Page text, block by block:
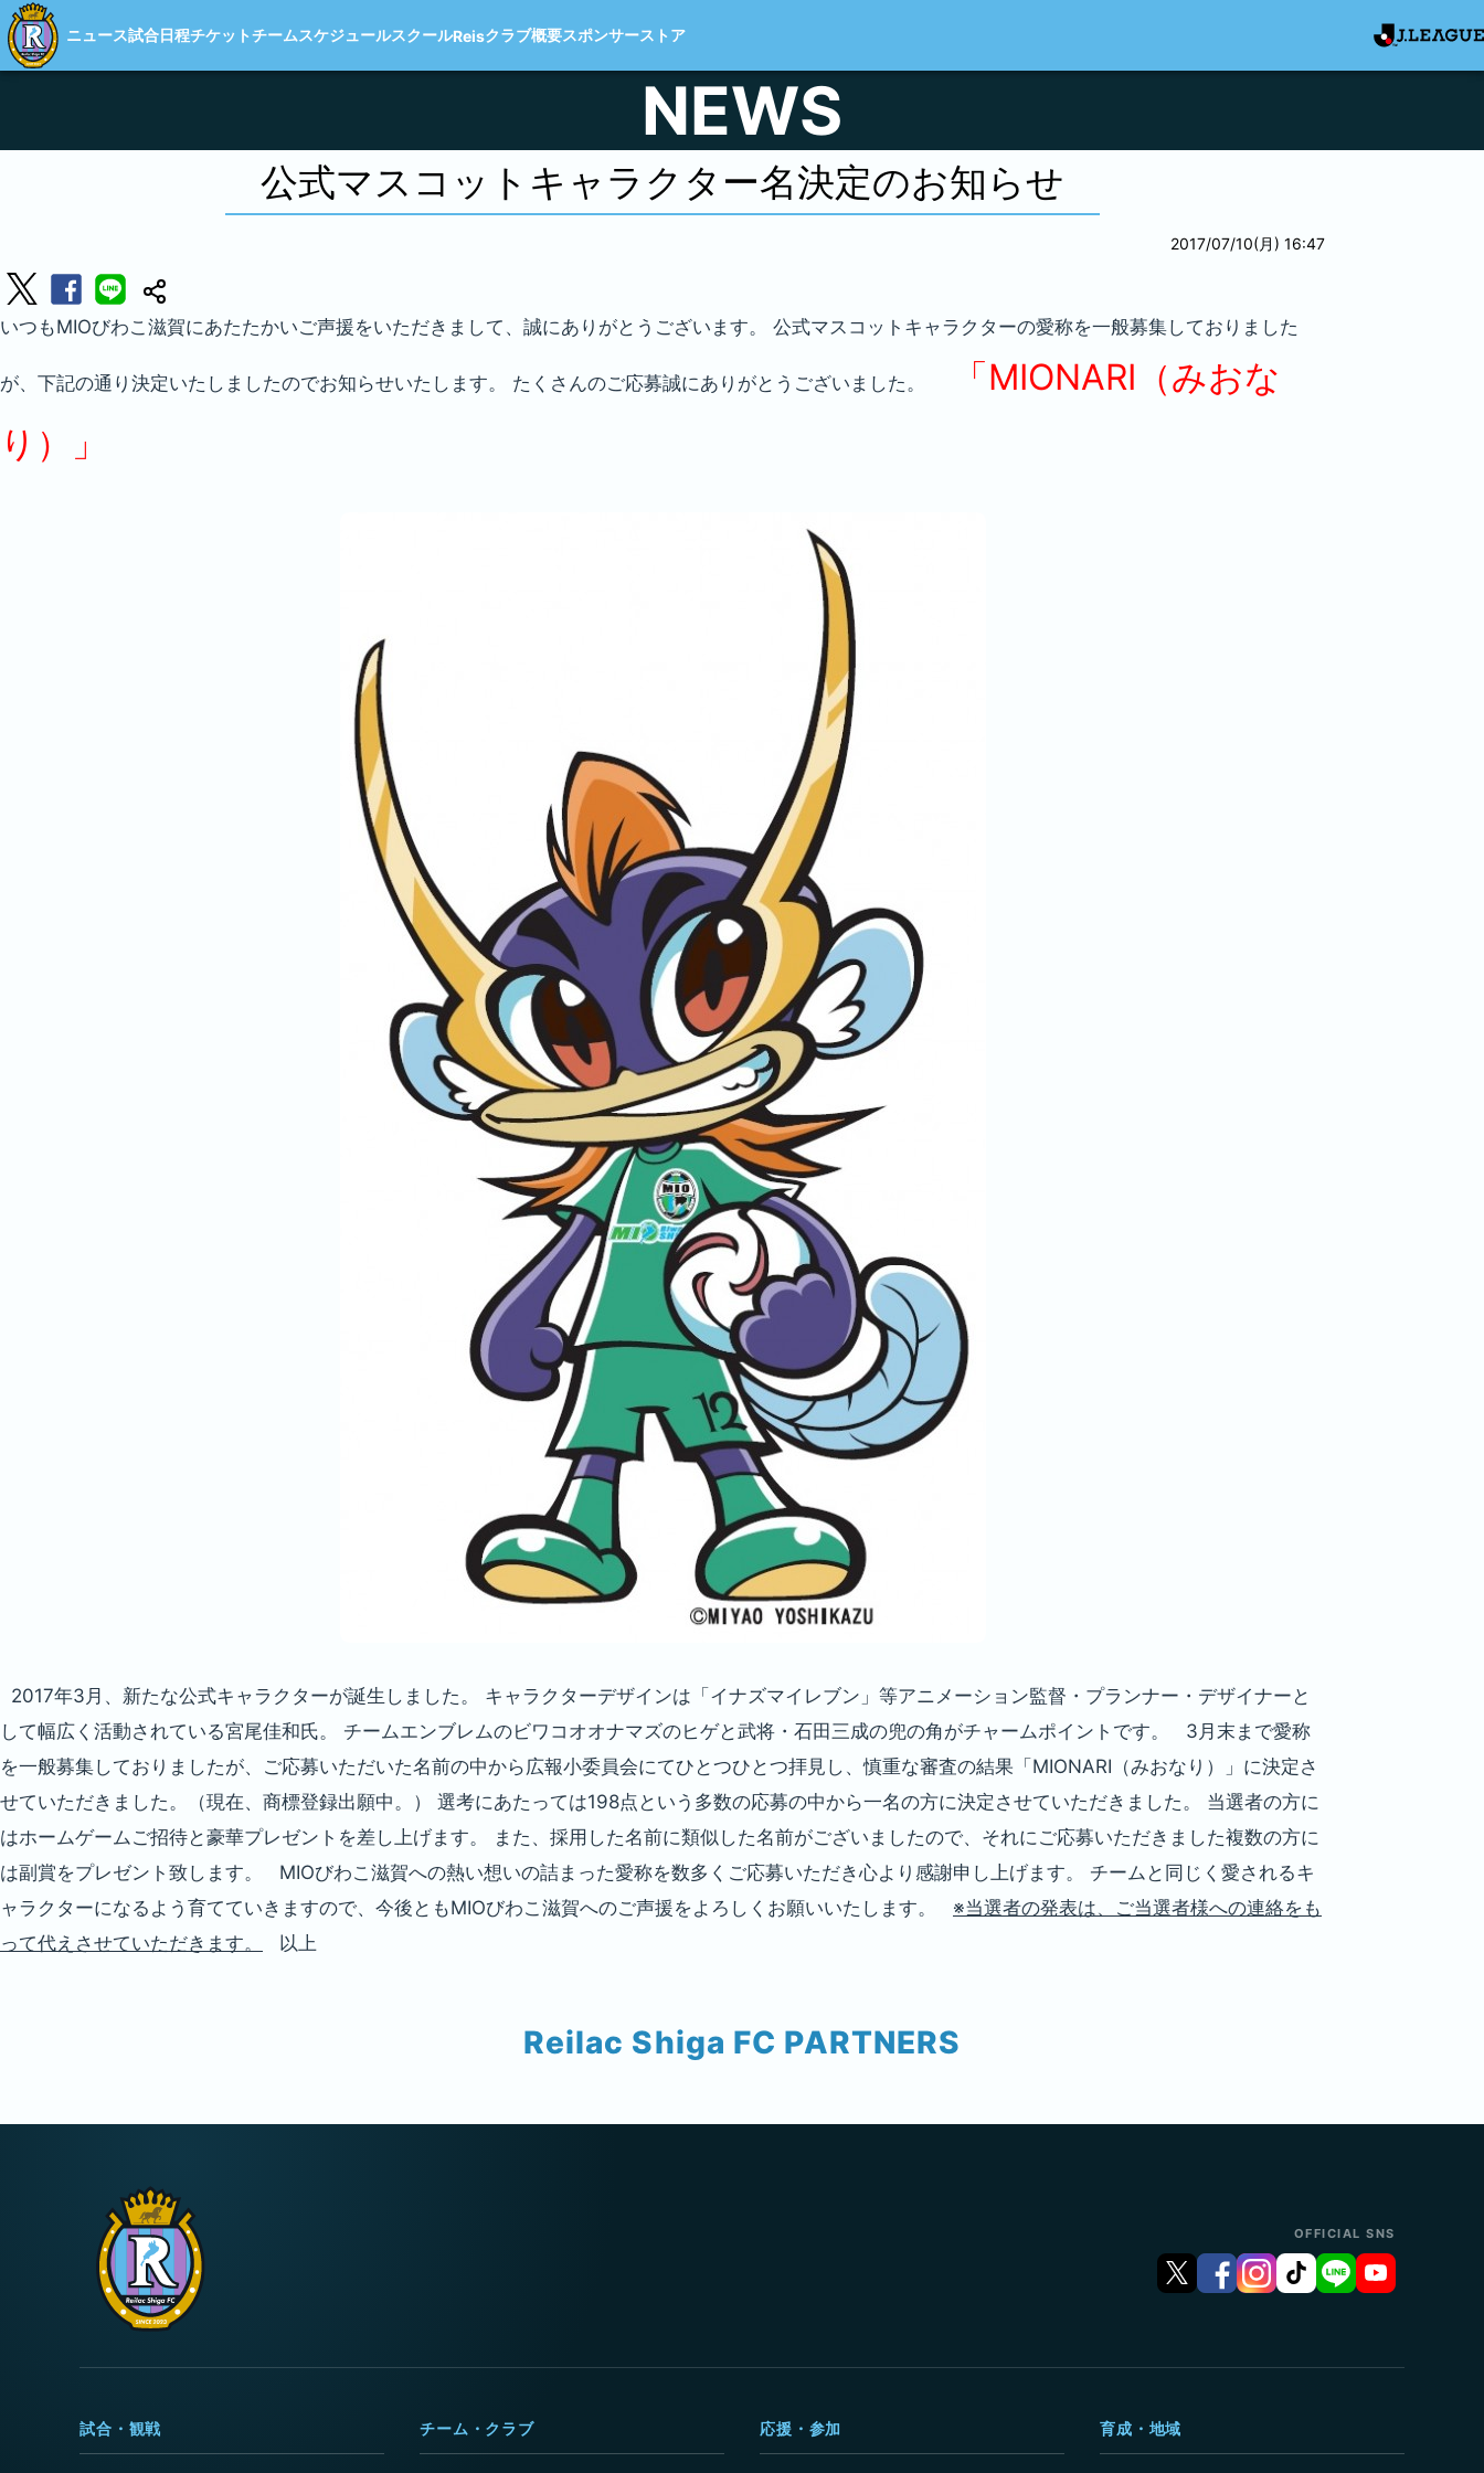
ニュース試合日程チケットチームスケジュールスクールReisクラブ概要スポンサーストア
NEWS
公式マスコットキャラクター名決定のお知らせ
2017/07/10(月) 16:47
いつもMIOびわこ滋賀にあたたかいご声援をいただきまして、誠にありがとうございます。 公式マスコットキャラクターの愛称を一般募集しておりました
が、下記の通り決定いたしましたのでお知らせいたします。 たくさんのご応募誠にありがとうございました。
「MIONARI（みおな
り）」
2017年3月、新たな公式キャラクターが誕生しました。 キャラクターデザインは「イナズマイレブン」等アニメーション監督・プランナー・デザイナーと
して幅広く活動されている宮尾佳和氏。 チームエンブレムのビワコオオナマズのヒゲと武将・石田三成の兜の角がチャームポイントです。 3月末まで愛称
を一般募集しておりましたが、ご応募いただいた名前の中から広報小委員会にてひとつひとつ拝見し、慎重な審査の結果「MIONARI（みおなり）」に決定さ
せていただきました。（現在、商標登録出願中。） 選考にあたっては198点という多数の応募の中から一名の方に決定させていただきました。 当選者の方に
はホームゲームご招待と豪華プレゼントを差し上げます。 また、採用した名前に類似した名前がございましたので、それにご応募いただきました複数の方に
は副賞をプレゼント致します。 MIOびわこ滋賀への熱い想いの詰まった愛称を数多くご応募いただき心より感謝申し上げます。 チームと同じく愛されるキ
ャラクターになるよう育てていきますので、今後ともMIOびわこ滋賀へのご声援をよろしくお願いいたします。 ※当選者の発表は、ご当選者様への連絡をも
って代えさせていただきます。
以上
Reilac Shiga FC PARTNERS
OFFICIAL SNS
試合・観戦 チーム・クラブ 応援・参加 育成・地域